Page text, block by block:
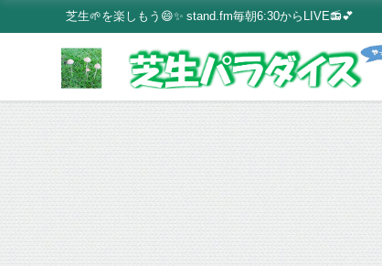
芝生🌱を楽しもう😄✨ stand.fm毎朝6:30からLIVE📻💕